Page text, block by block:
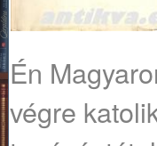
Én
végre